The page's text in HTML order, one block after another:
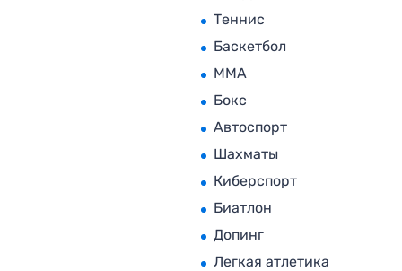
Теннис
Баскетбол
MMA
Бокс
Автоспорт
Шахматы
Киберспорт
Биатлон
Допинг
Легкая атлетика